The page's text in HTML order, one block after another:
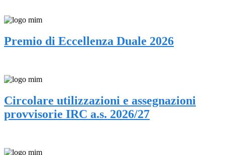
Premio di Eccellenza Duale 2026
Circolare utilizzazioni e assegnazioni
provvisorie IRC a.s. 2026/27